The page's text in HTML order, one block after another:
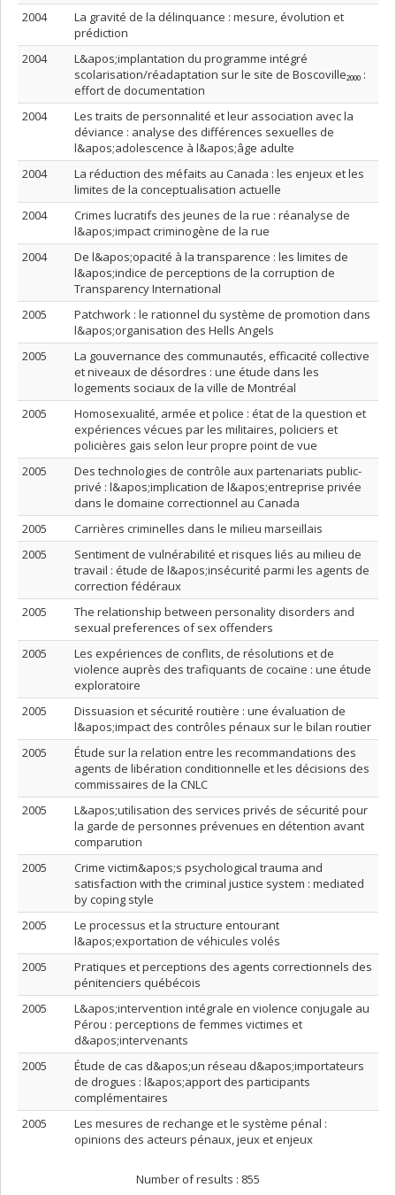
2004
La gravité de la délinquance : mesure, évolution et
prédiction
2004
L&apos;implantation du programme intégré
scolarisation/réadaptation sur le site de Boscoville₂₀₀₀ :
effort de documentation
2004
Les traits de personnalité et leur association avec la
déviance : analyse des différences sexuelles de
l&apos;adolescence à l&apos;âge adulte
2004
La réduction des méfaits au Canada : les enjeux et les
limites de la conceptualisation actuelle
2004
Crimes lucratifs des jeunes de la rue : réanalyse de
l&apos;impact criminogène de la rue
2004
De l&apos;opacité à la transparence : les limites de
l&apos;indice de perceptions de la corruption de
Transparency International
2005
Patchwork : le rationnel du système de promotion dans
l&apos;organisation des Hells Angels
2005
La gouvernance des communautés, efficacité collective
et niveaux de désordres : une étude dans les
logements sociaux de la ville de Montréal
2005
Homosexualité, armée et police : état de la question et
expériences vécues par les militaires, policiers et
policières gais selon leur propre point de vue
2005
Des technologies de contrôle aux partenariats public-
privé : l&apos;implication de l&apos;entreprise privée
dans le domaine correctionnel au Canada
2005
Carrières criminelles dans le milieu marseillais
2005
Sentiment de vulnérabilité et risques liés au milieu de
travail : étude de l&apos;insécurité parmi les agents de
correction fédéraux
2005
The relationship between personality disorders and
sexual preferences of sex offenders
2005
Les expériences de conflits, de résolutions et de
violence auprès des trafiquants de cocaïne : une étude
exploratoire
2005
Dissuasion et sécurité routière : une évaluation de
l&apos;impact des contrôles pénaux sur le bilan routier
2005
Étude sur la relation entre les recommandations des
agents de libération conditionnelle et les décisions des
commissaires de la CNLC
2005
L&apos;utilisation des services privés de sécurité pour
la garde de personnes prévenues en détention avant
comparution
2005
Crime victim&apos;s psychological trauma and
satisfaction with the criminal justice system : mediated
by coping style
2005
Le processus et la structure entourant
l&apos;exportation de véhicules volés
2005
Pratiques et perceptions des agents correctionnels des
pénitenciers québécois
2005
L&apos;intervention intégrale en violence conjugale au
Pérou : perceptions de femmes victimes et
d&apos;intervenants
2005
Étude de cas d&apos;un réseau d&apos;importateurs
de drogues : l&apos;apport des participants
complémentaires
2005
Les mesures de rechange et le système pénal :
opinions des acteurs pénaux, jeux et enjeux
Number of results : 855